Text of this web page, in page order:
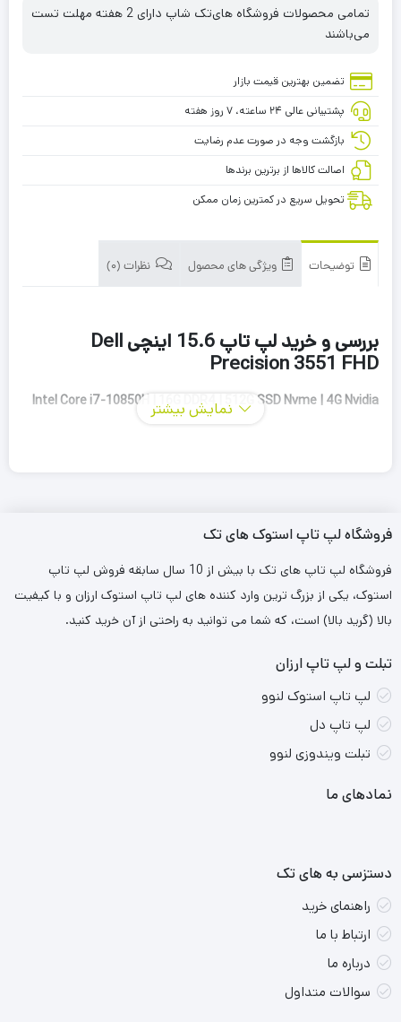
تمامی محصولات فروشگاه های‌تک شاپ دارای 2 هفته مهلت تست
می‌باشند
تضمین بهترین قیمت بازار
پشتیبانی عالی ۲۴ ساعته، ۷ روز هفته
بازگشت وجه در صورت عدم رضایت
اصالت کالاها از برترین برندها
تحویل سریع در کمترین زمان ممکن
توضیحات ویژگی های محصول نظرات (0)
بررسی و خرید لپ تاپ 15.6 اینچی Dell
Precision 3551 FHD
Intel Core i7-10850H | 16G DDR4 | 512G SSD Nvme | 4G Nvidia
طراحی گرافیکی، تحلیل داده‌ها، مهندسی، برنامه‌نویسی و سایر وظایف
سنگین طراحی شده است. این دستگاه با طراحی مقاوم و مشخصات
سخت‌افزاری بالا در کنار نمایشگری با کیفیت Full HD، برای افرادی که به
در این مقاله به بررسی کامل ویژگی‌ها و مشخصات این لپ‌تاپ
می‌پردازیم.
طراحی و ساخت لپ تاپ
ساده و شیک دارد. رنگ مشکی مات بدنه که در اکثر مدل‌های دل
دیده می‌شود، به آن یک طراحی کلاسیک و مینیمالیستی می‌بخشد.
نمایش بیشتر
فروشگاه لپ تاپ استوک های تک
فروشگاه لپ تاپ های تک با بیش از 10 سال سابقه فروش لپ تاپ
استوک، یکی از بزرگ ترین وارد کننده های لپ تاپ استوک ارزان و با کیفیت
بالا (گرید بالا) است، که شما می توانید به راحتی از آن خرید کنید.
تبلت و لپ تاپ ارزان
لپ تاپ استوک لنوو
لپ تاپ دل
تبلت ویندوزی لنوو
نمادهای ما
دستزسی به های تک
راهنمای خرید
ارتباط با ما
درباره ما
سوالات متداول